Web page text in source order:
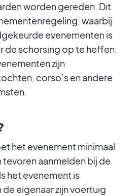
worden gereden. Dit
waarbij
evenementen is
de schorsing op te heffen.
zijn
corso’s en andere
het evenement minimaal
tevoren aanmelden bij de
het evenement is
eigenaar zijn voertuig